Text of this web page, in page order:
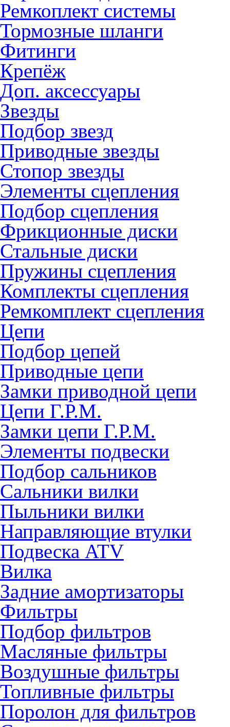
Ремкоплект системы
Тормозные шланги
Фитинги
Крепёж
Доп. аксессуары
Звезды
Подбор звезд
Приводные звезды
Стопор звезды
Элементы сцепления
Подбор сцепления
Фрикционные диски
Стальные диски
Пружины сцепления
Комплекты сцепления
Ремкомплект сцепления
Цепи
Подбор цепей
Приводные цепи
Замки приводной цепи
Цепи Г.Р.М.
Замки цепи Г.Р.М.
Элементы подвески
Подбор сальников
Сальники вилки
Пыльники вилки
Направляющие втулки
Подвеска ATV
Вилка
Задние амортизаторы
Фильтры
Подбор фильтров
Масляные фильтры
Воздушные фильтры
Топливные фильтры
Поролон для фильтров